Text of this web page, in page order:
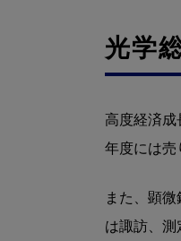
光学
高度経済
年度には売
また、顕
は諏訪、測